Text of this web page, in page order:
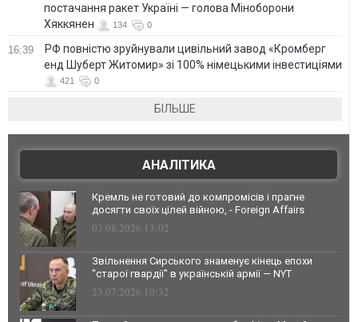
постачання ракет Україні — голова Міноборони
Хяккянен
134 0
16:39
РФ повністю зруйнували цивільний завод «Кромберг
енд Шуберт Житомир» зі 100% німецькими інвестиціями
421 0
БІЛЬШЕ
АНАЛІТИКА
Кремль не готовий до компромісів і прагне
досягти своїх цілей війною, - Foreign Affairs
03.08.2026 13:02
Звільнення Сирського знаменує кінець епохи
"старої гвардії" в українській армії — NYT
23.07.2026 10:32